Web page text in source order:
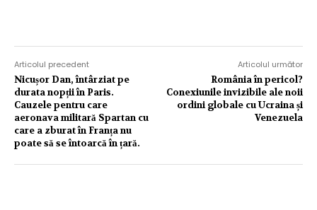
Articolul precedent
Nicușor Dan, întârziat pe
durata nopții în Paris.
Cauzele pentru care
aeronava militară Spartan cu
care a zburat în Franța nu
poate să se întoarcă în țară.
Articolul următor
România în pericol?
Conexiunile invizibile ale noii
ordini globale cu Ucraina și
Venezuela